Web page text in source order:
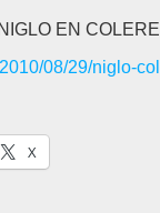
EN
08/29/niglo-
X